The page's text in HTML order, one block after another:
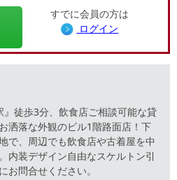
すでに会員の方は
ログイン
徒歩3分、飲食店ご相談可能な貸
洒落な外観のビル1階路面店！下
で、周辺でも飲食店や古着屋を中
内装デザイン自由なスケルトン引
お問合せください。